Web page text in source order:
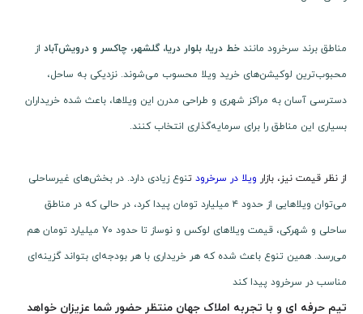
مناطق برند سرخرود مانند خط دریا، بلوار دریا، گلشهر، چاکسر و درویش‌آباد از
محبوب‌ترین لوکیشن‌های خرید ویلا محسوب می‌شوند. نزدیکی به ساحل،
دسترسی آسان به مراکز شهری و طراحی مدرن این ویلاها، باعث شده خریداران
بسیاری این مناطق را برای سرمایه‌گذاری انتخاب کنند.
از نظر قیمت نیز، بازار ویلا در سرخرود تنوع زیادی دارد. در بخش‌های غیرساحلی
می‌توان ویلاهایی از حدود ۴ میلیارد تومان پیدا کرد، در حالی که در مناطق
ساحلی و شهرکی، قیمت ویلاهای لوکس و نوساز تا حدود ۷۰ میلیارد تومان هم
می‌رسد. همین تنوع باعث شده که هر خریداری با هر بودجه‌ای بتواند گزینه‌ای
مناسب در سرخرود پیدا کند
تیم حرفه ای و با تجربه املاک جهان منتظر حضور شما عزیزان خواهد